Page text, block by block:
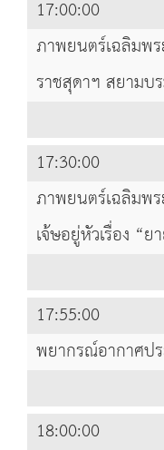
17:00:00
ภาพยนตร์เฉลิมพ
ราชสุดาฯ สยามบ
17:30:00
ภาพยนตร์เฉลิมพ
เจ้ษอยู่หัวเรื่อง “
17:55:00
พยากรณ์อากาศป
18:00:00